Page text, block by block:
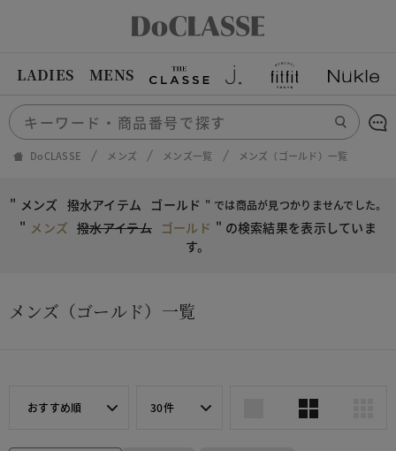
LADIES MENS
DoCLASSE メンズ メンズ一覧 メンズ（ゴールド）一覧
" メンズ 撥水アイテム ゴールド " では商品が見つかりませんでした。
" メンズ 撥水アイテム ゴールド " の検索結果を表示していま
す。
メンズ（ゴールド）一覧
おすすめ順 30件